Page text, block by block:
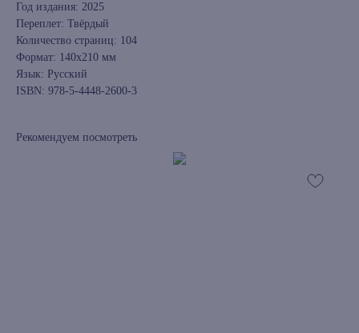
Год издания: 2025
Переплет: Твёрдый
Количество страниц: 104
Формат: 140x210 мм
Язык: Русский
ISBN: 978-5-4448-2600-3
Рекомендуем посмотреть